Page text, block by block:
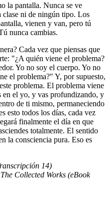
la pantalla. Nunca se ve
clase ni de ningún tipo. Los
vienen y van, pero tú
nunca cambias.
Cada vez que piensas que
"¿A quién viene el problema?
Yo no soy el cuerpo. Yo no
el problema?" Y, por supuesto,
problema. El problema viene
en el yo, y vas profundizando, y
de ti mismo, permaneciendo
esto todos los días, cada vez
finalmente el día en que
totalmente. El sentido
la consciencia pura. Eso es
14)
Collected Works (eBook